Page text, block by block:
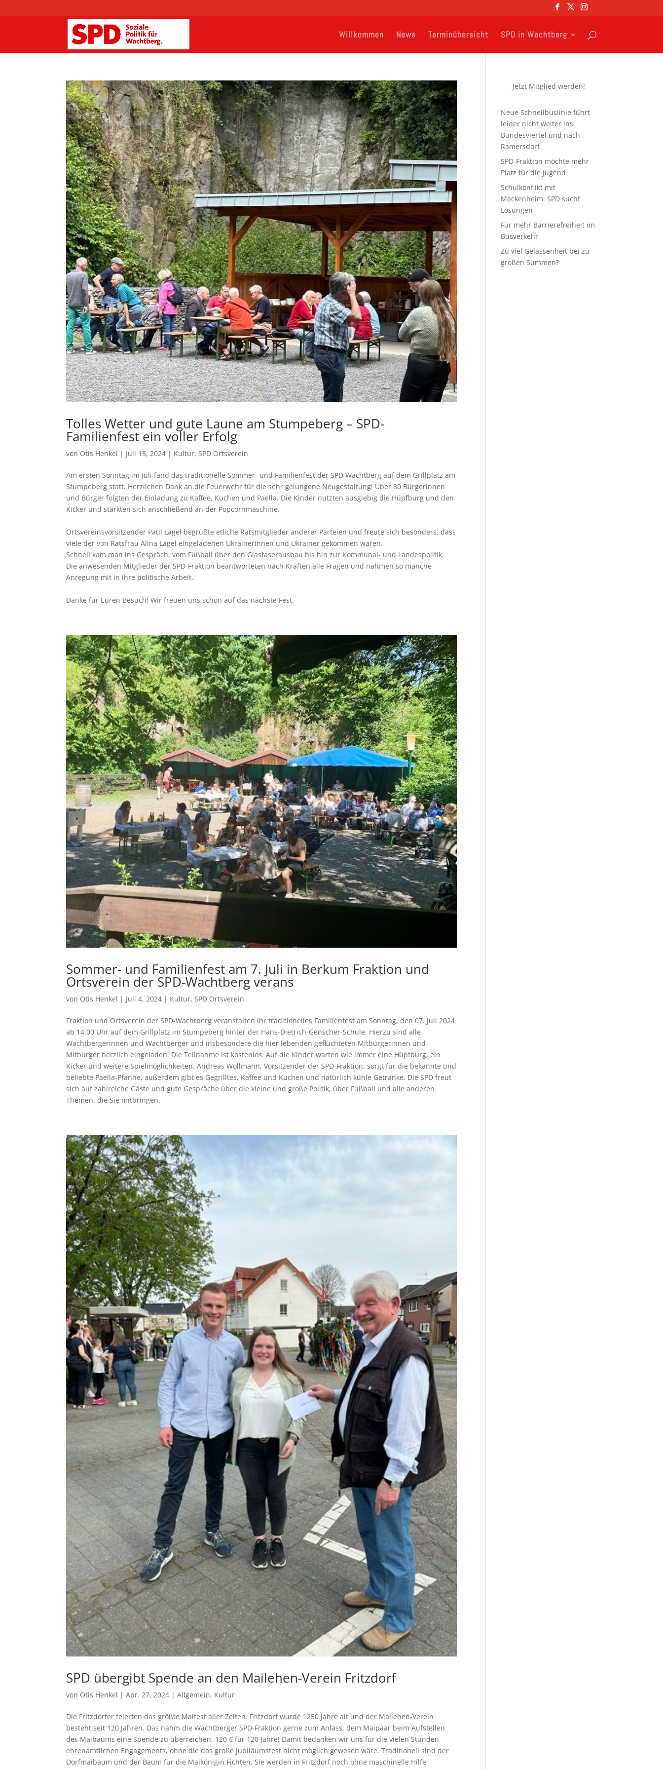
Willkommen News Terminübersicht SPD in Wachtberg
Tolles Wetter und gute Laune am Stumpeberg – SPD-
Familienfest ein voller Erfolg
von Otis Henkel | Juli 15, 2024 | Kultur,SPD Ortsverein
Am ersten Sonntag im Juli fand das traditionelle Sommer- und Familienfest der SPD Wachtberg auf dem Grillplatz am
Stumpeberg statt. Herzlichen Dank an die Feuerwehr für die sehr gelungene Neugestaltung! Über 80 Bürgerinnen
und Bürger folgten der Einladung zu Kaffee, Kuchen und Paella. Die Kinder nutzten ausgiebig die Hüpfburg und den
Kicker und stärkten sich anschließend an der Popcornmaschine.
Ortsvereinsvorsitzender Paul Lägel begrüßte etliche Ratsmitglieder anderer Parteien und freute sich besonders, dass
viele der von Ratsfrau Alina Lägel eingeladenen Ukrainerinnen und Ukrainer gekommen waren.
Schnell kam man ins Gespräch, vom Fußball über den Glasfaserausbau bis hin zur Kommunal- und Landespolitik.
Die anwesenden Mitglieder der SPD-Fraktion beantworteten nach Kräften alle Fragen und nahmen so manche
Anregung mit in ihre politische Arbeit.
Danke für Euren Besuch! Wir freuen uns schon auf das nächste Fest.
Sommer- und Familienfest am 7. Juli in Berkum Fraktion und
Ortsverein der SPD-Wachtberg verans
von Otis Henkel | Juli 4, 2024 | Kultur,SPD Ortsverein
Fraktion und Ortsverein der SPD-Wachtberg veranstalten ihr traditionelles Familienfest am Sonntag, den 07. Juli 2024
ab 14.00 Uhr auf dem Grillplatz im Stumpeberg hinter der Hans-Dietrich-Genscher-Schule. Hierzu sind alle
Wachtbergerinnen und Wachtberger und insbesondere die hier lebenden geflüchteten Mitbürgerinnen und
Mitbürger herzlich eingeladen. Die Teilnahme ist kostenlos. Auf die Kinder warten wie immer eine Hüpfburg, ein
Kicker und weitere Spielmöglichkeiten. Andreas Wollmann, Vorsitzender der SPD-Fraktion, sorgt für die bekannte und
beliebte Paella-Pfanne, außerdem gibt es Gegrilltes, Kaffee und Kuchen und natürlich kühle Getränke. Die SPD freut
sich auf zahlreiche Gäste und gute Gespräche über die kleine und große Politik, über Fußball und alle anderen
Themen, die Sie mitbringen.
SPD übergibt Spende an den Mailehen-Verein Fritzdorf
von Otis Henkel |Apr. 27, 2024 |Allgemein, Kultur
Die Fritzdorfer feierten das größte Maifest aller Zeiten. Fritzdorf wurde 1250 Jahre alt und der Mailehen-Verein
besteht seit 120 Jahren. Das nahm die Wachtberger SPD-Fraktion gerne zum Anlass, dem Maipaar beim Aufstellen
des Maibaums eine Spende zu überreichen. 120 € für 120 Jahre! Damit bedanken wir uns für die vielen Stunden
ehrenamtlichen Engagements, ohne die das große Jubiläumsfest nicht möglich gewesen wäre. Traditionell sind der
Dorfmaibaum und der Baum für die Maikönigin Fichten. Sie werden in Fritzdorf noch ohne maschinelle Hilfe
Jetzt Mitglied werden!
Neue Schnellbuslinie führt
leider nicht weiter ins
Bundesviertel und nach
Ramersdorf
SPD-Fraktion möchte mehr
Platz für die Jugend
Schulkonflikt mit
Meckenheim: SPD sucht
Lösungen
Für mehr Barrierefreiheit im
Busverkehr
Zu viel Gelassenheit bei zu
großen Summen?